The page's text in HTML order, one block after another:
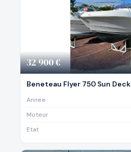
32 900 €
Beneteau Flyer 750 Sun Deck
Annee
Moteur
Etat